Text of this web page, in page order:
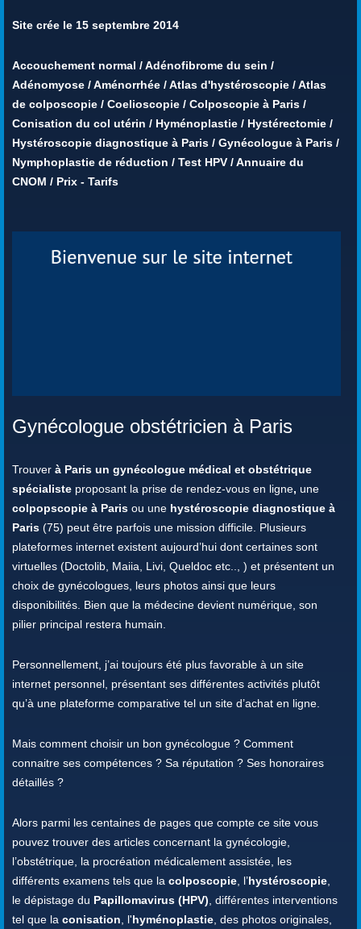
Site crée le 15 septembre 2014
Accouchement normal /Adénofibrome du sein /
Adénomyose /Aménorrhée /Atlas d'hystéroscopie /Atlas
de colposcopie / Coelioscopie / Colposcopie à Paris /
Conisation du col utérin / Hyménoplastie / Hystérectomie /
Hystéroscopie diagnostique à Paris / Gynécologue à Paris /
Nymphoplastie de réduction / Test HPV /Annuaire du
CNOM / Prix - Tarifs
Gynécologue obstétricien à Paris
Trouver à Paris un gynécologue médical et obstétrique
spécialiste proposant la prise de rendez-vous en ligne, une
colpopscopie à Paris ou une hystéroscopie diagnostique à
Paris (75) peut être parfois une mission difficile. Plusieurs
plateformes internet existent aujourd’hui dont certaines sont
virtuelles (Doctolib, Maiia, Livi, Queldoc etc.., ) et présentent un
choix de gynécologues, leurs photos ainsi que leurs
disponibilités. Bien que la médecine devient numérique, son
pilier principal restera humain.
Personnellement, j’ai toujours été plus favorable à un site
internet personnel, présentant ses différentes activités plutôt
qu’à une plateforme comparative tel un site d’achat en ligne.
Mais comment choisir un bon gynécologue ? Comment
connaitre ses compétences ? Sa réputation ? Ses honoraires
détaillés ?
Alors parmi les centaines de pages que compte ce site vous
pouvez trouver des articles concernant la gynécologie,
l’obstétrique, la procréation médicalement assistée, les
différents examens tels que la colposcopie , l’hystéroscopie
le dépistage du Papillomavirus (HPV) , différentes interventions
tel que la conisation , l'hyménoplastie , des photos originales,